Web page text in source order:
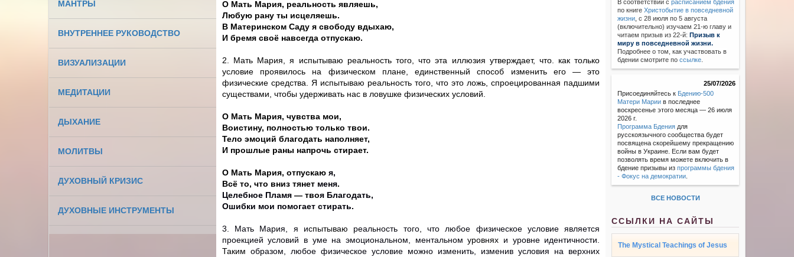
МАНТРЫ
ВНУТРЕННЕЕ РУКОВОДСТВО
ВИЗУАЛИЗАЦИИ
МЕДИТАЦИИ
ДЫХАНИЕ
МОЛИТВЫ
ДУХОВНЫЙ КРИЗИС
ДУХОВНЫЕ ИНСТРУМЕНТЫ
О Мать Мария, реальность являешь,
Любую рану ты исцеляешь.
В Материнском Саду я свободу вдыхаю,
И бремя своё навсегда отпускаю.
2. Мать Мария, я испытываю реальность того, что эта иллюзия утверждает, что. как только
условие проявилось на физическом плане, единственный способ изменить его — это
физические средства. Я испытываю реальность того, что это ложь, спроецированная падшими
существами, чтобы удерживать нас в ловушке физических условий.
О Мать Мария, чувства мои,
Воистину, полностью только твои.
Тело эмоций благодать наполняет,
И прошлые раны напрочь стирает.
О Мать Мария, отпускаю я,
Всё то, что вниз тянет меня.
Целебное Пламя— твоя Благодать,
Ошибки мои помогает стирать.
3. Мать Мария, я испытываю реальность того, что любое физическое условие является
проекцией условий в уме на эмоциональном, ментальном уровнях и уровне идентичности.
Таким образом, любое физическое условие можно изменить, изменив условия на верхних
В соответствии с расписанием бдения
по книгеХристобытие в повседневной
жизни с 28 июля по 5 августа
(включительно) изучаем 21-ю главу и
читаем призыв из 22-й: Призыв к
миру в повседневной жизни.
Подробнее о том, как участвовать в
бдении смотрите поссылке
25/07/2026
Присоединяйтесь к Бдению-500
Матери Марии в последнее
воскресенье этого месяца — 26 июля
2026 г.
Программа Бдения для
русскоязычного сообщества будет
посвящена скорейшему прекращению
войны в Украине. Если вам будет
позволять время можете включить в
бдение призывы изпрограммы бдения
- Фокус на демократии
ВСЕ НОВОСТИ
ССЫЛКИ НА САЙТЫ
The Mystical Teachings of Jesus